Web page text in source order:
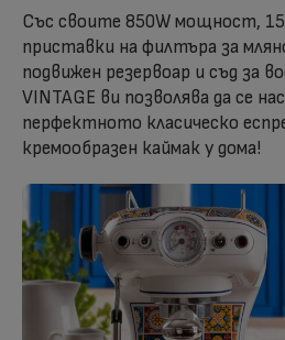
Със своите 850W мощност, 15
приставки на филтъра за
подвижен резервоар и съд за
VINTAGE ви позволява да се
перфектното класическо
кремообразен каймак у дома!